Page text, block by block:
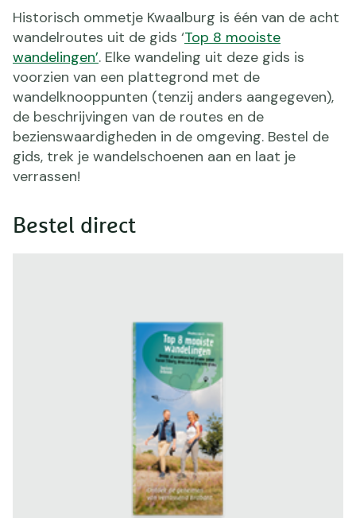
Historisch ommetje Kwaalburg is één van de acht
wandelroutes uit de gids ‘Top 8 mooiste
wandelingen’. Elke wandeling uit deze gids is
voorzien van een plattegrond met de
wandelknooppunten (tenzij anders aangegeven),
de beschrijvingen van de routes en de
bezienswaardigheden in de omgeving. Bestel de
gids, trek je wandelschoenen aan en laat je
verrassen!
Bestel direct